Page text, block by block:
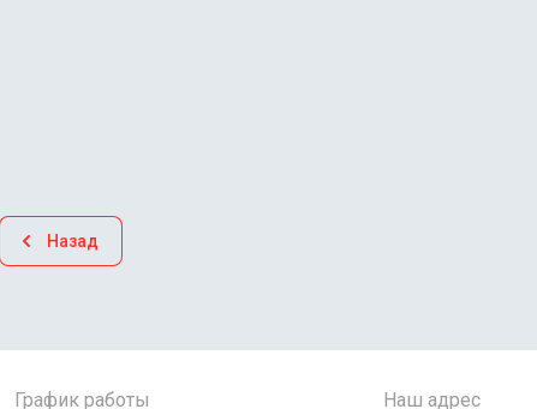
Назад
График работы Наш адрес